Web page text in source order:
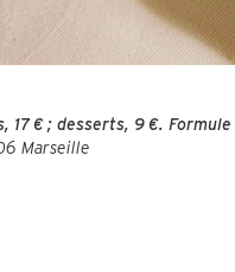
17 € ; desserts, 9 €. Formule
Marseille